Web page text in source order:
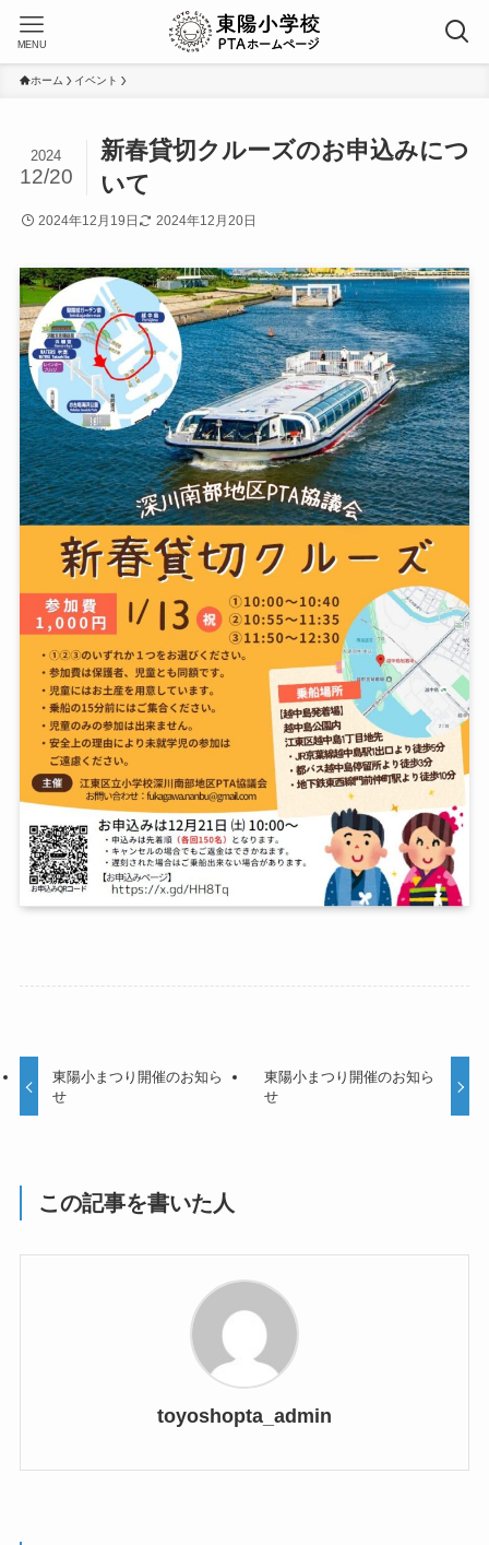
MENU
ホーム イベント
新春貸切クルーズのお申込みにつ
いて
2024
12/20
2024年12月19日 2024年12月20日
東陽小まつり開催のお知ら
せ
東陽小まつり開催のお知ら
せ
この記事を書いた人
toyoshopta_admin